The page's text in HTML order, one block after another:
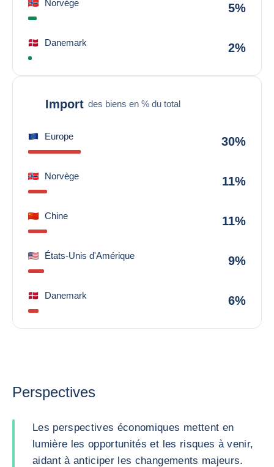
Norvège 5%
Danemark 2%
Import des biens en % du total
Europe 30%
Norvège 11%
Chine 11%
États-Unis d'Amérique 9%
Danemark 6%
Perspectives
Les perspectives économiques mettent en
lumière les opportunités et les risques à venir,
aidant à anticiper les changements majeurs.